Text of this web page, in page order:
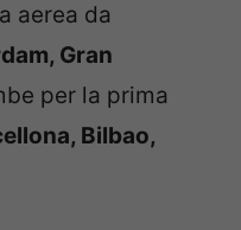
aerea da
Gran
per la prima
Bilbao,